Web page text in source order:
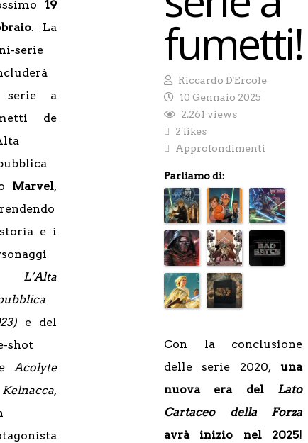
fumetti!
Riccardo D'Ercole
10 Gennaio 2025
2.261 views
2 likes
Approfondimenti
Parliamo di:
Con la conclusione
delle serie 2020,una
nuova era del Lato
Cartaceo della Forza
avrà inizio nel 2025!
19
. La
serie
a
de
Marvel,
e i
L’Alta
e del
shot
Acolyte
,